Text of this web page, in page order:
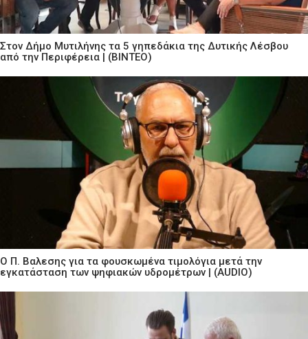
Στον Δήμο Μυτιλήνης τα 5 γηπεδάκια της Δυτικής Λέσβου
από την Περιφέρεια | (ΒΙΝΤΕΟ)
Ο Π. Βαλεσης για τα φουσκωμένα τιμολόγια μετά την
εγκατάσταση των ψηφιακών υδρομέτρων | (AUDIO)